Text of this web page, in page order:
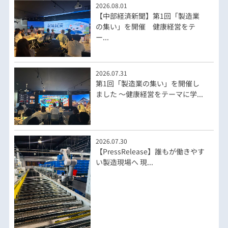
2026.08.01
【中部経済新聞】第1回「製造業
の集い」を開催 健康経営をテ
ー...
2026.07.31
第1回「製造業の集い」を開催し
ました ～健康経営をテーマに学...
2026.07.30
【PressRelease】誰もが働きやす
い製造現場へ 現...